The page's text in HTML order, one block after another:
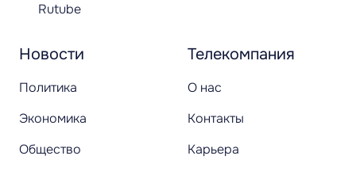
Новости
Политика
Экономика
Общество
Телекомпания
О нас
Контакты
Карьера
Rutube